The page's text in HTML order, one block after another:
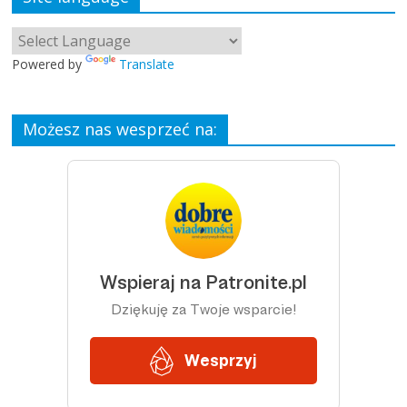
Powered by Translate
Możesz nas wesprzeć na: